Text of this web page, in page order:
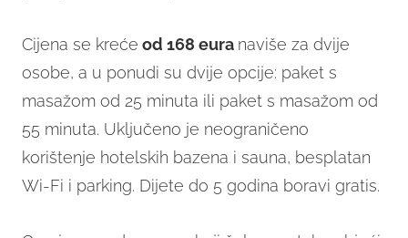
Cijena se kreće od 168 eura naviše za dvije
osobe, a u ponudi su dvije opcije: paket s
masažom od 25 minuta ili paket s masažom od
55 minuta. Uključeno je neograničeno
korištenje hotelskih bazena i sauna, besplatan
Wi-Fi i parking. Dijete do 5 godina boravi gratis.